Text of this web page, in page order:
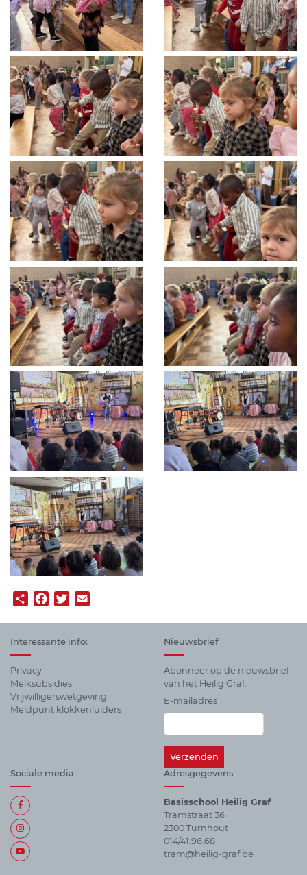
ShareFacebook
Twitter
Interessante info:
Privacy
Melksubsidies
Vrijwilligerswetgeving
Meldpunt klokkenluiders
Nieuwsbrief
Abonneer op de nieuwsbrief
van het Heilig Graf.
E-mailadres
Sociale media Adresgegevens
Basisschool Heilig Graf
Tramstraat 36
2300 Turnhout
014/41.96.68
tram@heilig-graf.be